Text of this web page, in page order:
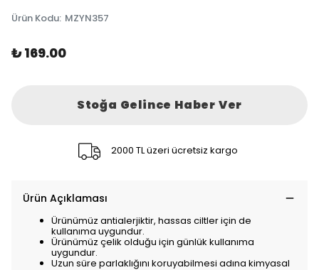
Ürün Kodu: MZYN357
₺ 169.00
Stoğa Gelince Haber Ver
2000 TL üzeri ücretsiz kargo
Ürün Açıklaması
Ürünümüz antialerjiktir, hassas ciltler için de
kullanıma uygundur.
Ürünümüz çelik olduğu için günlük kullanıma
uygundur.
Uzun süre parlaklığını koruyabilmesi adına kimyasal